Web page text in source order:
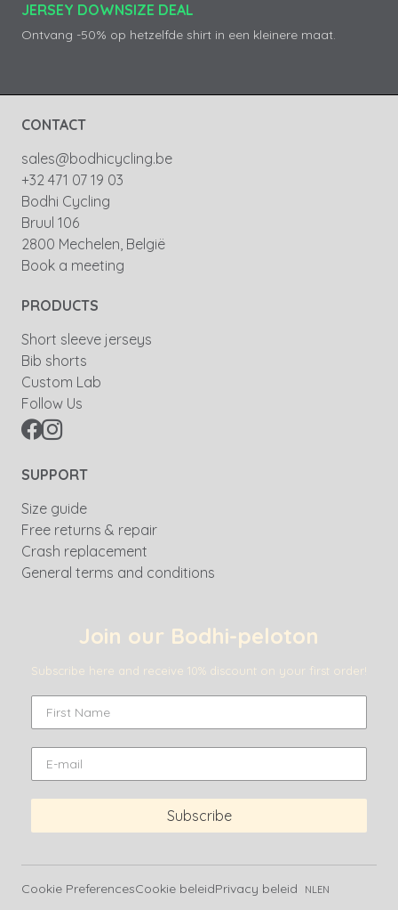
JERSEY DOWNSIZE DEAL
Ontvang -50% op hetzelfde shirt in een kleinere maat.
CONTACT
sales@bodhicycling.be
+32 471 07 19 03
Bodhi Cycling
Bruul 106
2800 Mechelen, België
Book a meeting
PRODUCTS
Short sleeve jerseys
Bib shorts
Custom Lab
Follow Us
SUPPORT
Size guide
Free returns & repair
Crash replacement
General terms and conditions
Join our Bodhi-peloton
Subscribe here and receive 10% discount on your first order!
Subscribe
Cookie PreferencesCookie beleidPrivacy beleid NL EN